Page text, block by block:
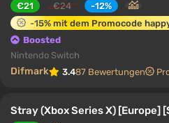
€21 €24
-12%
-15% mit dem Promocode
Boosted
Nintendo Switch
Difmark 3.487 Bewertungen
Stray (Xbox Series X) [Europe]